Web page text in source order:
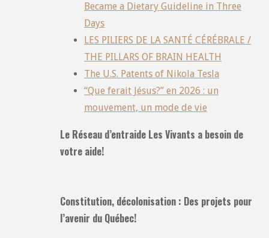
Became a Dietary Guideline in Three
Days
LES PILIERS DE LA SANTÉ CÉRÉBRALE /
THE PILLARS OF BRAIN HEALTH
The U.S. Patents of Nikola Tesla
“Que ferait Jésus?” en 2026 : un
mouvement, un mode de vie
Le Réseau d’entraide Les Vivants a besoin de
votre aide!
Constitution, décolonisation : Des projets pour
l’avenir du Québec!